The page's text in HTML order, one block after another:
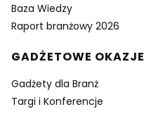
Baza Wiedzy
Raport branżowy 2026
GADŻETOWE OKAZJE
Gadżety dla Branż
Targi i Konferencje